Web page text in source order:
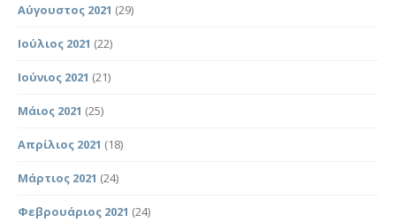
Αύγουστος 2021 (29)
Ιούλιος 2021 (22)
Ιούνιος 2021 (21)
Μάιος 2021 (25)
Απρίλιος 2021 (18)
Μάρτιος 2021 (24)
Φεβρουάριος 2021 (24)